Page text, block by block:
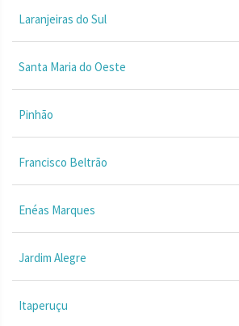
Laranjeiras do Sul
Santa Maria do Oeste
Pinhão
Francisco Beltrão
Enéas Marques
Jardim Alegre
Itaperuçu